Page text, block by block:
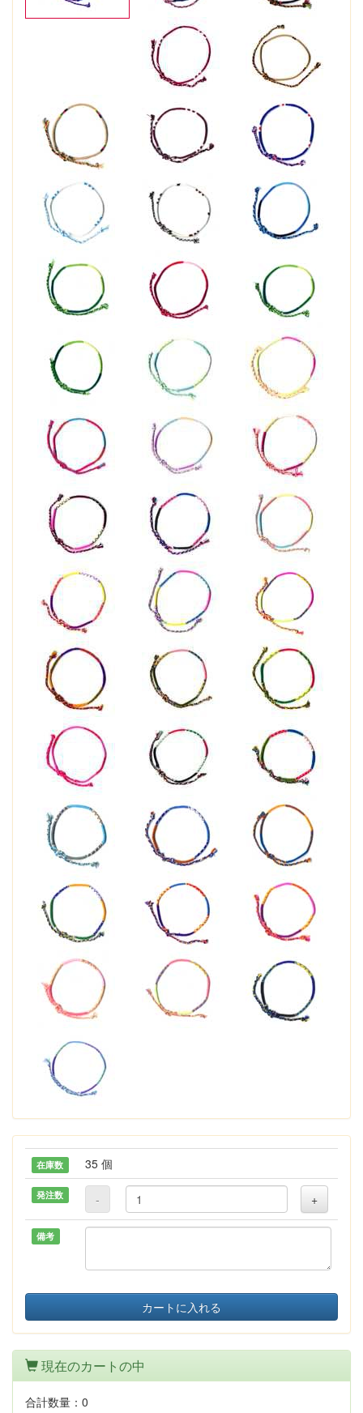
在庫数 35 個
発注数 - +
備考
カートに入れる
現在のカートの中
合計数量： 0